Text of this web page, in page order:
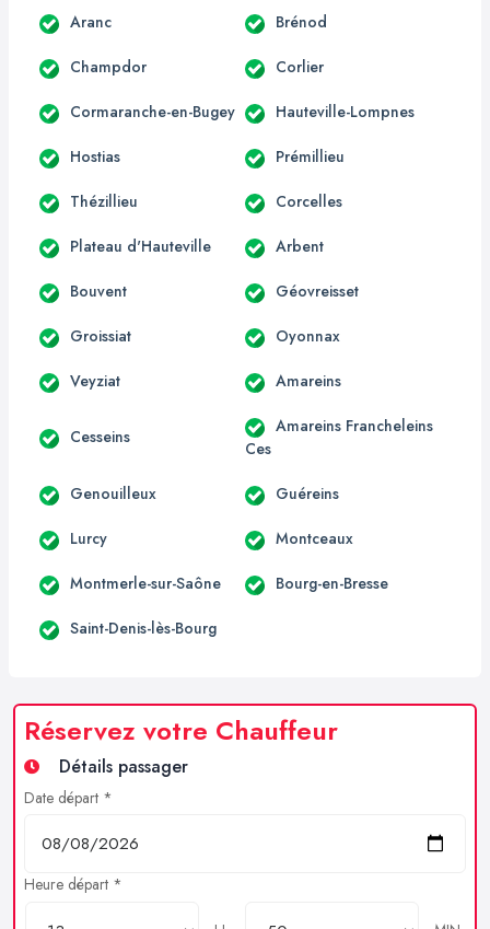
Aranc Brénod
Champdor Corlier
Cormaranche-en-Bugey Hauteville-Lompnes
Hostias Prémillieu
Thézillieu Corcelles
Plateau d'Hauteville Arbent
Bouvent Géovreisset
Groissiat Oyonnax
Veyziat Amareins
Cesseins
Amareins Francheleins
Ces
Genouilleux Guéreins
Lurcy Montceaux
Montmerle-sur-Saône Bourg-en-Bresse
Saint-Denis-lès-Bourg
Réservez votre Chauffeur
Détails passager
Date départ *
Heure départ *